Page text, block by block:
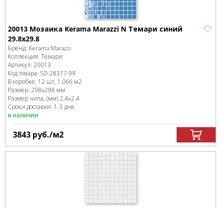
20013 Мозаика Kerama Marazzi N Темари синий
29.8x29.8
Бренд: Kerama Marazzi
Коллекция: Темари
Артикул: 20013
Код товара: SD-28377-99
В коробке: 12 шт, 1.066 м2
Размер: 298x298 мм
Размер чипа, (мм)2.4x2.4
Сроки доставки: 1-3 дня
в наличии
3843 руб./м2